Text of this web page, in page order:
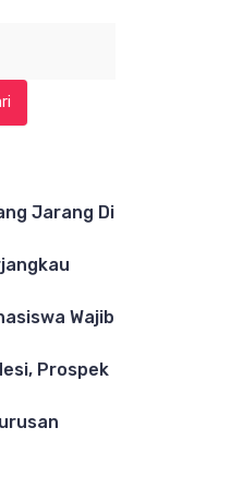
Jarang Di
Wajib
Prospek